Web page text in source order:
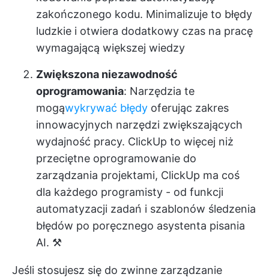
zakończonego kodu. Minimalizuje to błędy
ludzkie i otwiera dodatkowy czas na pracę
wymagającą większej wiedzy
Zwiększona niezawodność
oprogramowania: Narzędzia te
mogąwykrywać błędy oferując zakres
innowacyjnych narzędzi zwiększających
wydajność pracy. ClickUp to więcej niż
przeciętne oprogramowanie do
zarządzania projektami, ClickUp ma coś
dla każdego programisty - od funkcji
automatyzacji zadań i szablonów śledzenia
błędów po poręcznego asystenta pisania
AI. ⚒️
Jeśli stosujesz się do zwinne zarządzanie